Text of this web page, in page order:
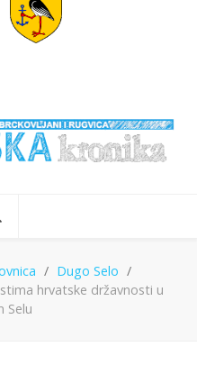
Dugo Selo
hrvatske državnosti u
Selu